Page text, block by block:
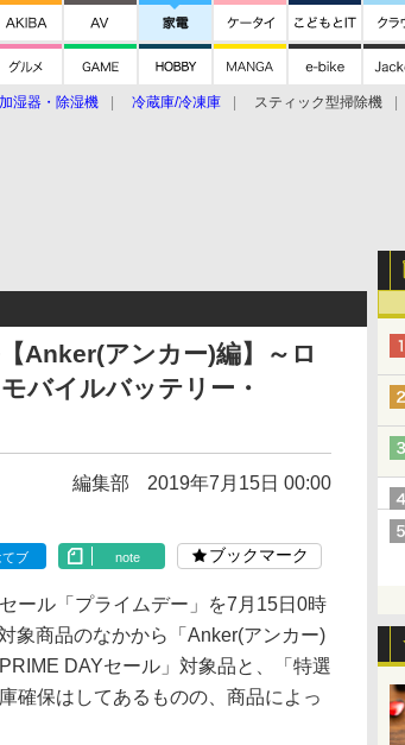
加湿器・除湿機 冷蔵庫/冷凍庫 スティック型掃除機
Anker(アンカー)編】～ロ
バイルバッテリー・
編集部 2019年7月15日 00:00
てブ note ブックマーク
ール「プライムデー」を7月15日0時
象商品のなかから「Anker(アンカー)
DAYセール」対象品と、「特選
確保はしてあるものの、商品によっ